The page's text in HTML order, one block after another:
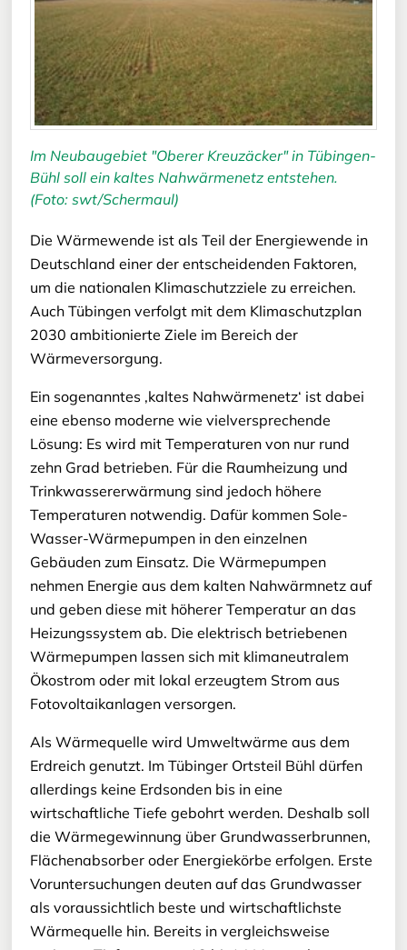
Im Neubaugebiet "Oberer Kreuzäcker" in Tübingen-
Bühl soll ein kaltes Nahwärmenetz entstehen.
(Foto: swt/Schermaul)
Die Wärmewende ist als Teil der Energiewende in
Deutschland einer der entscheidenden Faktoren,
um die nationalen Klimaschutzziele zu erreichen.
Auch Tübingen verfolgt mit dem Klimaschutzplan
2030 ambitionierte Ziele im Bereich der
Wärmeversorgung.
Ein sogenanntes ‚kaltes Nahwärmenetz‘ ist dabei
eine ebenso moderne wie vielversprechende
Lösung: Es wird mit Temperaturen von nur rund
zehn Grad betrieben. Für die Raumheizung und
Trinkwassererwärmung sind jedoch höhere
Temperaturen notwendig. Dafür kommen Sole-
Wasser-Wärmepumpen in den einzelnen
Gebäuden zum Einsatz. Die Wärmepumpen
nehmen Energie aus dem kalten Nahwärmnetz auf
und geben diese mit höherer Temperatur an das
Heizungssystem ab. Die elektrisch betriebenen
Wärmepumpen lassen sich mit klimaneutralem
Ökostrom oder mit lokal erzeugtem Strom aus
Fotovoltaikanlagen versorgen.
Als Wärmequelle wird Umweltwärme aus dem
Erdreich genutzt. Im Tübinger Ortsteil Bühl dürfen
allerdings keine Erdsonden bis in eine
wirtschaftliche Tiefe gebohrt werden. Deshalb soll
die Wärmegewinnung über Grundwasserbrunnen,
Flächenabsorber oder Energiekörbe erfolgen. Erste
Voruntersuchungen deuten auf das Grundwasser
als voraussichtlich beste und wirtschaftlichste
Wärmequelle hin. Bereits in vergleichsweise